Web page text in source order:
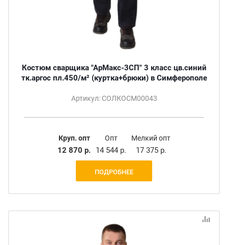
Костюм сварщика "АрМакс-3СП" 3 класс цв.синий
тк.аргос пл.450/м² (куртка+брюки) в Симферополе
Артикул: СОЛКОСМ00043
Круп. опт
12 870 р.
Опт
14 544 р.
Мелкий опт
17 375 р.
ПОДРОБНЕЕ